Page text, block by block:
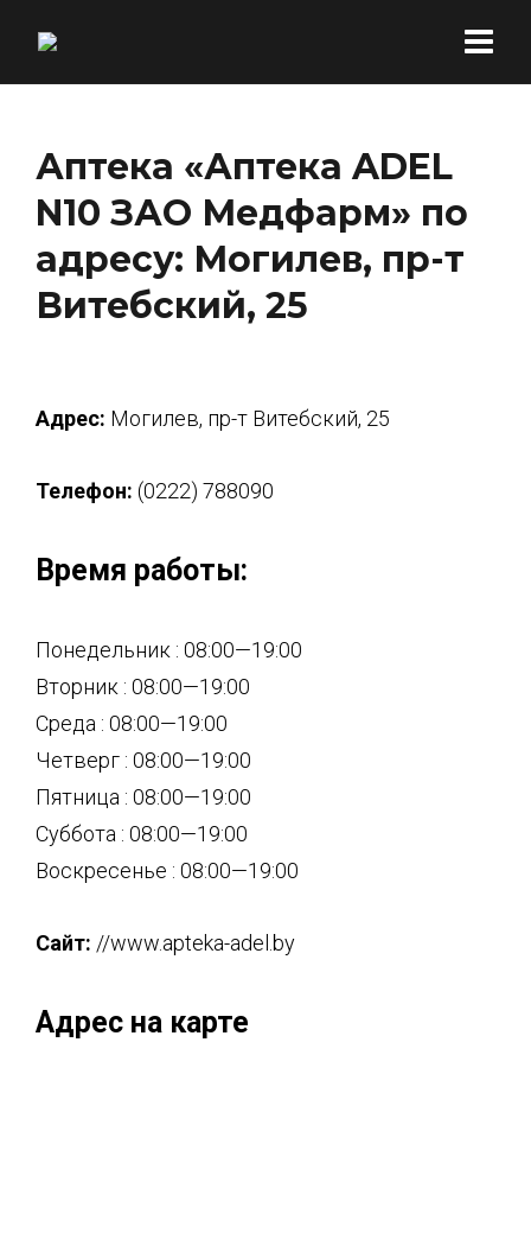
Аптека «Аптека ADEL
N10 ЗАО Медфарм» по
адресу: Могилев, пр-т
Витебский, 25
Адрес: Могилев, пр-т Витебский, 25
Телефон: (0222) 788090
Время работы:
Понедельник : 08:00—19:00
Вторник : 08:00—19:00
Среда : 08:00—19:00
Четверг : 08:00—19:00
Пятница : 08:00—19:00
Суббота : 08:00—19:00
Воскресенье : 08:00—19:00
Сайт: //www.apteka-adel.by
Адрес на карте